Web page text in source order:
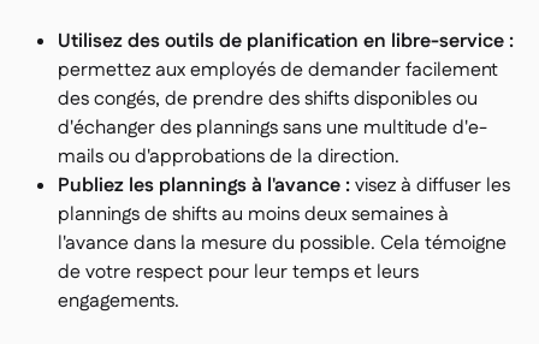
Utilisez des outils de planification en libre-service :
permettez aux employés de demander facilement
des congés, de prendre des shifts disponibles ou
d'échanger des plannings sans une multitude d'e-
mails ou d'approbations de la direction.
Publiez les plannings à l'avance :visez à diffuser les
plannings de shifts au moins deux semaines à
l'avance dans la mesure du possible. Cela témoigne
de votre respect pour leur temps et leurs
engagements.